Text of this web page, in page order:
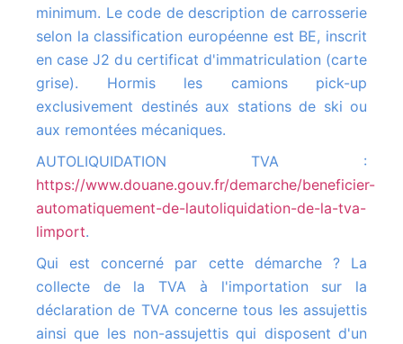
minimum. Le code de description de carrosserie
selon la classification européenne est BE, inscrit
en case J2 du certificat d'immatriculation (carte
grise). Hormis les camions pick-up
exclusivement destinés aux stations de ski ou
aux remontées mécaniques.
AUTOLIQUIDATION TVA :
https://www.douane.gouv.fr/demarche/beneficier-
automatiquement-de-lautoliquidation-de-la-tva-
limport.
Qui est concerné par cette démarche ? La
collecte de la TVA à l'importation sur la
déclaration de TVA concerne tous les assujettis
ainsi que les non-assujettis qui disposent d'un